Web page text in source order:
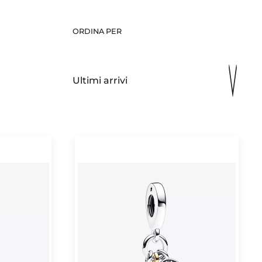
ORDINA PER
Ultimi arrivi